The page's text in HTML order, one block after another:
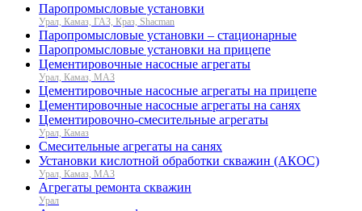
Паропромысловые установки
Урал, Камаз, ГАЗ, Краз, Shacman
Паропромысловые установки – стационарные
Паропромысловые установки на прицепе
Цементировочные насосные агрегаты
Урал, Камаз, МАЗ
Цементировочные насосные агрегаты на прицепе
Цементировочные насосные агрегаты на санях
Цементировочно-смесительные агрегаты
Урал, Камаз
Смесительные агрегаты на санях
Установки кислотной обработки скважин (АКОС)
Урал, Камаз, МАЗ
Агрегаты ремонта скважин
Урал